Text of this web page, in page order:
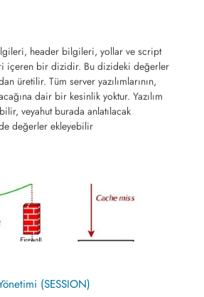
header bilgileri, yollar ve script
içeren bir dizidir. Bu dizideki değerler
üretilir. Tüm server yazılımlarının,
dair bir kesinlik yoktur. Yazılım
veyahut burada anlatılacak
değerler ekleyebilir
(SESSION)